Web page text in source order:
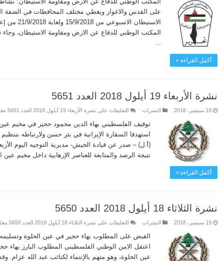
على القدس والاغوار ويغطي مختلف المحافظات في الضفة
الاستيطان
المكتب الوطني للدفاع عن الارض ومقاومة الاستيطان، وجاء
...
أكمل القراءة »
نشرة الأربعاء 19 أيلول 2018 العدد 5651
19 سبتمبر، 2018 النشرات التعليقات على نشرة الأربعاء 19 أيلول 2018 العدد 5651 مغلقة
توقيف الفلسطيني بهاء الدين محمود حجير في مخيم عين
استهدفا السفارة الإيرانية في بئر حسن ولارتباطه
نتيجة الرصد والمتابعة للعناصر الإرهابية داخل مخيم
أكمل القراءة »
نشرة الثلاثاء 18 أيلول 2018 العدد 5650
19 سبتمبر، 2018 النشرات التعليقات على نشرة الثلاثاء 18 أيلول 2018 العدد 5650 مغلقة
القبض على المطلوب بهاء حجير في عين الحلوة
اعتقل الامن الوطني الفلسطيني المطلوب البارز
عين الحلوة، وهو متهم بالإنتماء لكتائب عبد الله